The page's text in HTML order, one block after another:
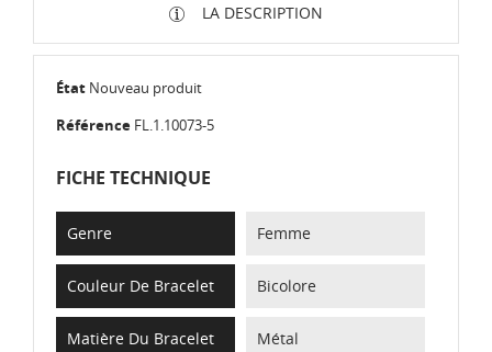
LA DESCRIPTION
État Nouveau produit
Référence FL.1.10073-5
FICHE TECHNIQUE
Genre Femme
Couleur De Bracelet Bicolore
Matière Du Bracelet Métal